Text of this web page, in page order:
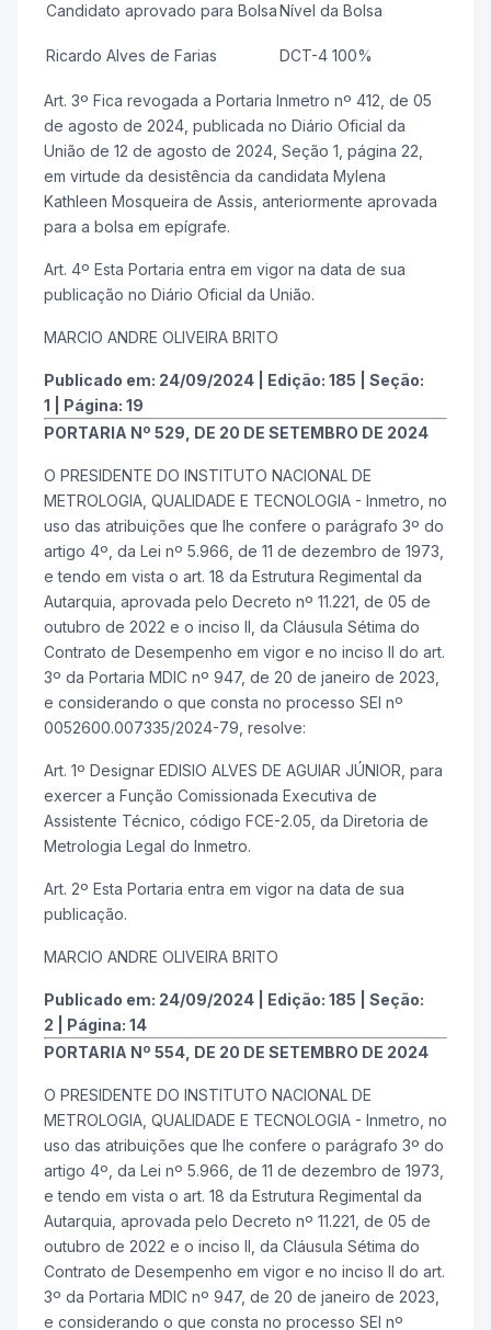
Candidato aprovado para BolsaNível da Bolsa
Ricardo Alves de Farias DCT-4 100%
Art. 3º Fica revogada a Portaria Inmetro nº 412, de 05
de agosto de 2024, publicada no Diário Oficial da
União de 12 de agosto de 2024, Seção 1, página 22,
em virtude da desistência da candidata Mylena
Kathleen Mosqueira de Assis, anteriormente aprovada
para a bolsa em epígrafe.
Art. 4º Esta Portaria entra em vigor na data de sua
publicação no Diário Oficial da União.
MARCIO ANDRE OLIVEIRA BRITO
Publicado em: 24/09/2024 Edição: 185
Seção:
1
Página: 19
PORTARIA Nº 529, DE 20 DE SETEMBRO DE 2024
O PRESIDENTE DO INSTITUTO NACIONAL DE
METROLOGIA, QUALIDADE E TECNOLOGIA - Inmetro, no
uso das atribuições que lhe confere o parágrafo 3º do
artigo 4º, da Lei nº 5.966, de 11 de dezembro de 1973,
e tendo em vista o art. 18 da Estrutura Regimental da
Autarquia, aprovada pelo Decreto nº 11.221, de 05 de
outubro de 2022 e o inciso II, da Cláusula Sétima do
Contrato de Desempenho em vigor e no inciso II do art.
3º da Portaria MDIC nº 947, de 20 de janeiro de 2023,
e considerando o que consta no processo SEI nº
0052600.007335/2024-79, resolve:
Art. 1º Designar EDISIO ALVES DE AGUIAR JÚNIOR, para
exercer a Função Comissionada Executiva de
Assistente Técnico, código FCE-2.05, da Diretoria de
Metrologia Legal do Inmetro.
Art. 2º Esta Portaria entra em vigor na data de sua
publicação.
MARCIO ANDRE OLIVEIRA BRITO
Publicado em: 24/09/2024 Edição: 185
Seção:
2
Página: 14
PORTARIA Nº 554, DE 20 DE SETEMBRO DE 2024
O PRESIDENTE DO INSTITUTO NACIONAL DE
METROLOGIA, QUALIDADE E TECNOLOGIA - Inmetro, no
uso das atribuições que lhe confere o parágrafo 3º do
artigo 4º, da Lei nº 5.966, de 11 de dezembro de 1973,
e tendo em vista o art. 18 da Estrutura Regimental da
Autarquia, aprovada pelo Decreto nº 11.221, de 05 de
outubro de 2022 e o inciso II, da Cláusula Sétima do
Contrato de Desempenho em vigor e no inciso II do art.
3º da Portaria MDIC nº 947, de 20 de janeiro de 2023,
e considerando o que consta no processo SEI nº